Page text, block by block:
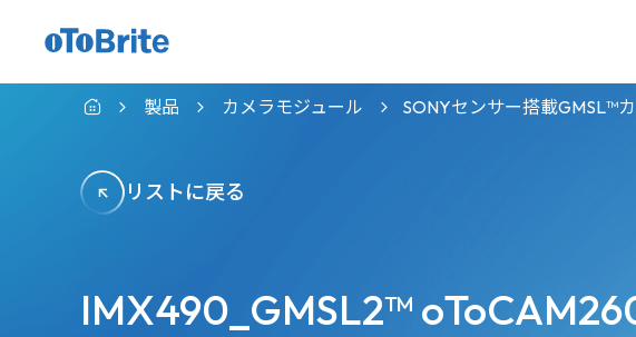
製品 カメラモジュール SONYセンサー搭載GMSL™
リストに戻る
IMX490_GMSL2™